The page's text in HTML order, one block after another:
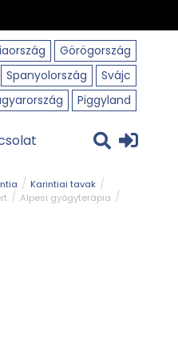
Görögország
Spanyolország
Svájc
Piggyland
Karintiai tavak
Alpesi gyógyterápia